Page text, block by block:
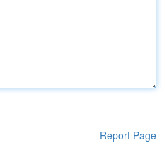
Report Page